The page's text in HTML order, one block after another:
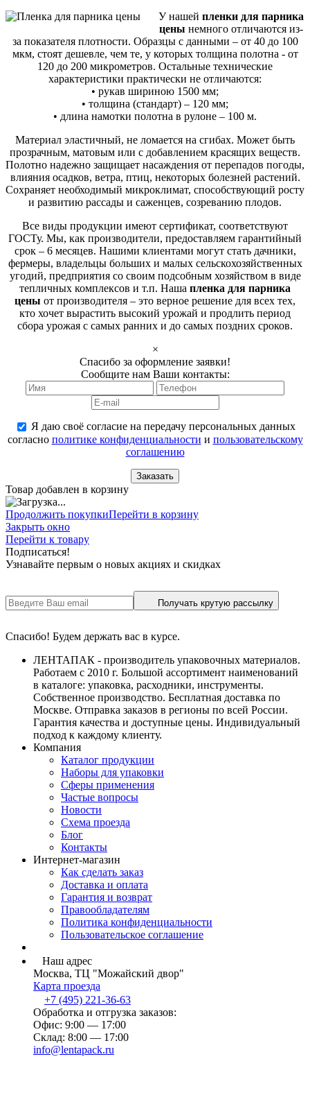
У нашей пленки для парника
цены немного отличаются из-
за показателя плотности. Образцы с данными – от 40 до 100
мкм, стоят дешевле, чем те, у которых толщина полотна - от
120 до 200 микрометров. Остальные технические
характеристики практически не отличаются:
• рукав шириною 1500 мм;
• толщина (стандарт) – 120 мм;
• длина намотки полотна в рулоне – 100 м.
Материал эластичный, не ломается на сгибах. Может быть
прозрачным, матовым или с добавлением красящих веществ.
Полотно надежно защищает насаждения от перепадов погоды,
влияния осадков, ветра, птиц, некоторых болезней растений.
Сохраняет необходимый микроклимат, способствующий росту
и развитию рассады и саженцев, созреванию плодов.
Все виды продукции имеют сертификат, соответствуют
ГОСТу. Мы, как производители, предоставляем гарантийный
срок – 6 месяцев. Нашими клиентами могут стать дачники,
фермеры, владельцы больших и малых сельскохозяйственных
угодий, предприятия со своим подсобным хозяйством в виде
тепличных комплексов и т.п. Наша пленка для парника
цены от производителя – это верное решение для всех тех,
кто хочет вырастить высокий урожай и продлить период
сбора урожая с самых ранних и до самых поздних сроков.
×
Спасибо за оформление заявки!
Сообщите нам Ваши контакты:
Я даю своё согласие на передачу персональных данных
согласно политике конфиденциальности и пользовательскому
соглашению
Заказать
Товар добавлен в корзину
Продолжить покупкиПерейти в корзину
Закрыть окно
Перейти к товару
Подписаться!
Узнавайте первым о новых акциях и скидках
Получать крутую рассылку
Спасибо! Будем держать вас в курсе.
ЛЕНТАПАК - производитель упаковочных материалов.
Работаем с 2010 г. Большой ассортимент наименований
в каталоге: упаковка, расходники, инструменты.
Собственное производство. Бесплатная доставка по
Москве. Отправка заказов в регионы по всей России.
Гарантия качества и доступные цены. Индивидуальный
подход к каждому клиенту.
Компания
Каталог продукции
Наборы для упаковки
Сферы применения
Частые вопросы
Новости
Схема проезда
Блог
Контакты
Интернет-магазин
Как сделать заказ
Доставка и оплата
Гарантия и возврат
Правообладателям
Политика конфиденциальности
Пользовательское соглашение
Наш адрес
Москва, ТЦ "Можайский двор"
Карта проезда
+7 (495) 221-36-63
Обработка и отгрузка заказов:
Офис: 9:00 — 17:00
Склад: 8:00 — 17:00
info@lentapack.ru